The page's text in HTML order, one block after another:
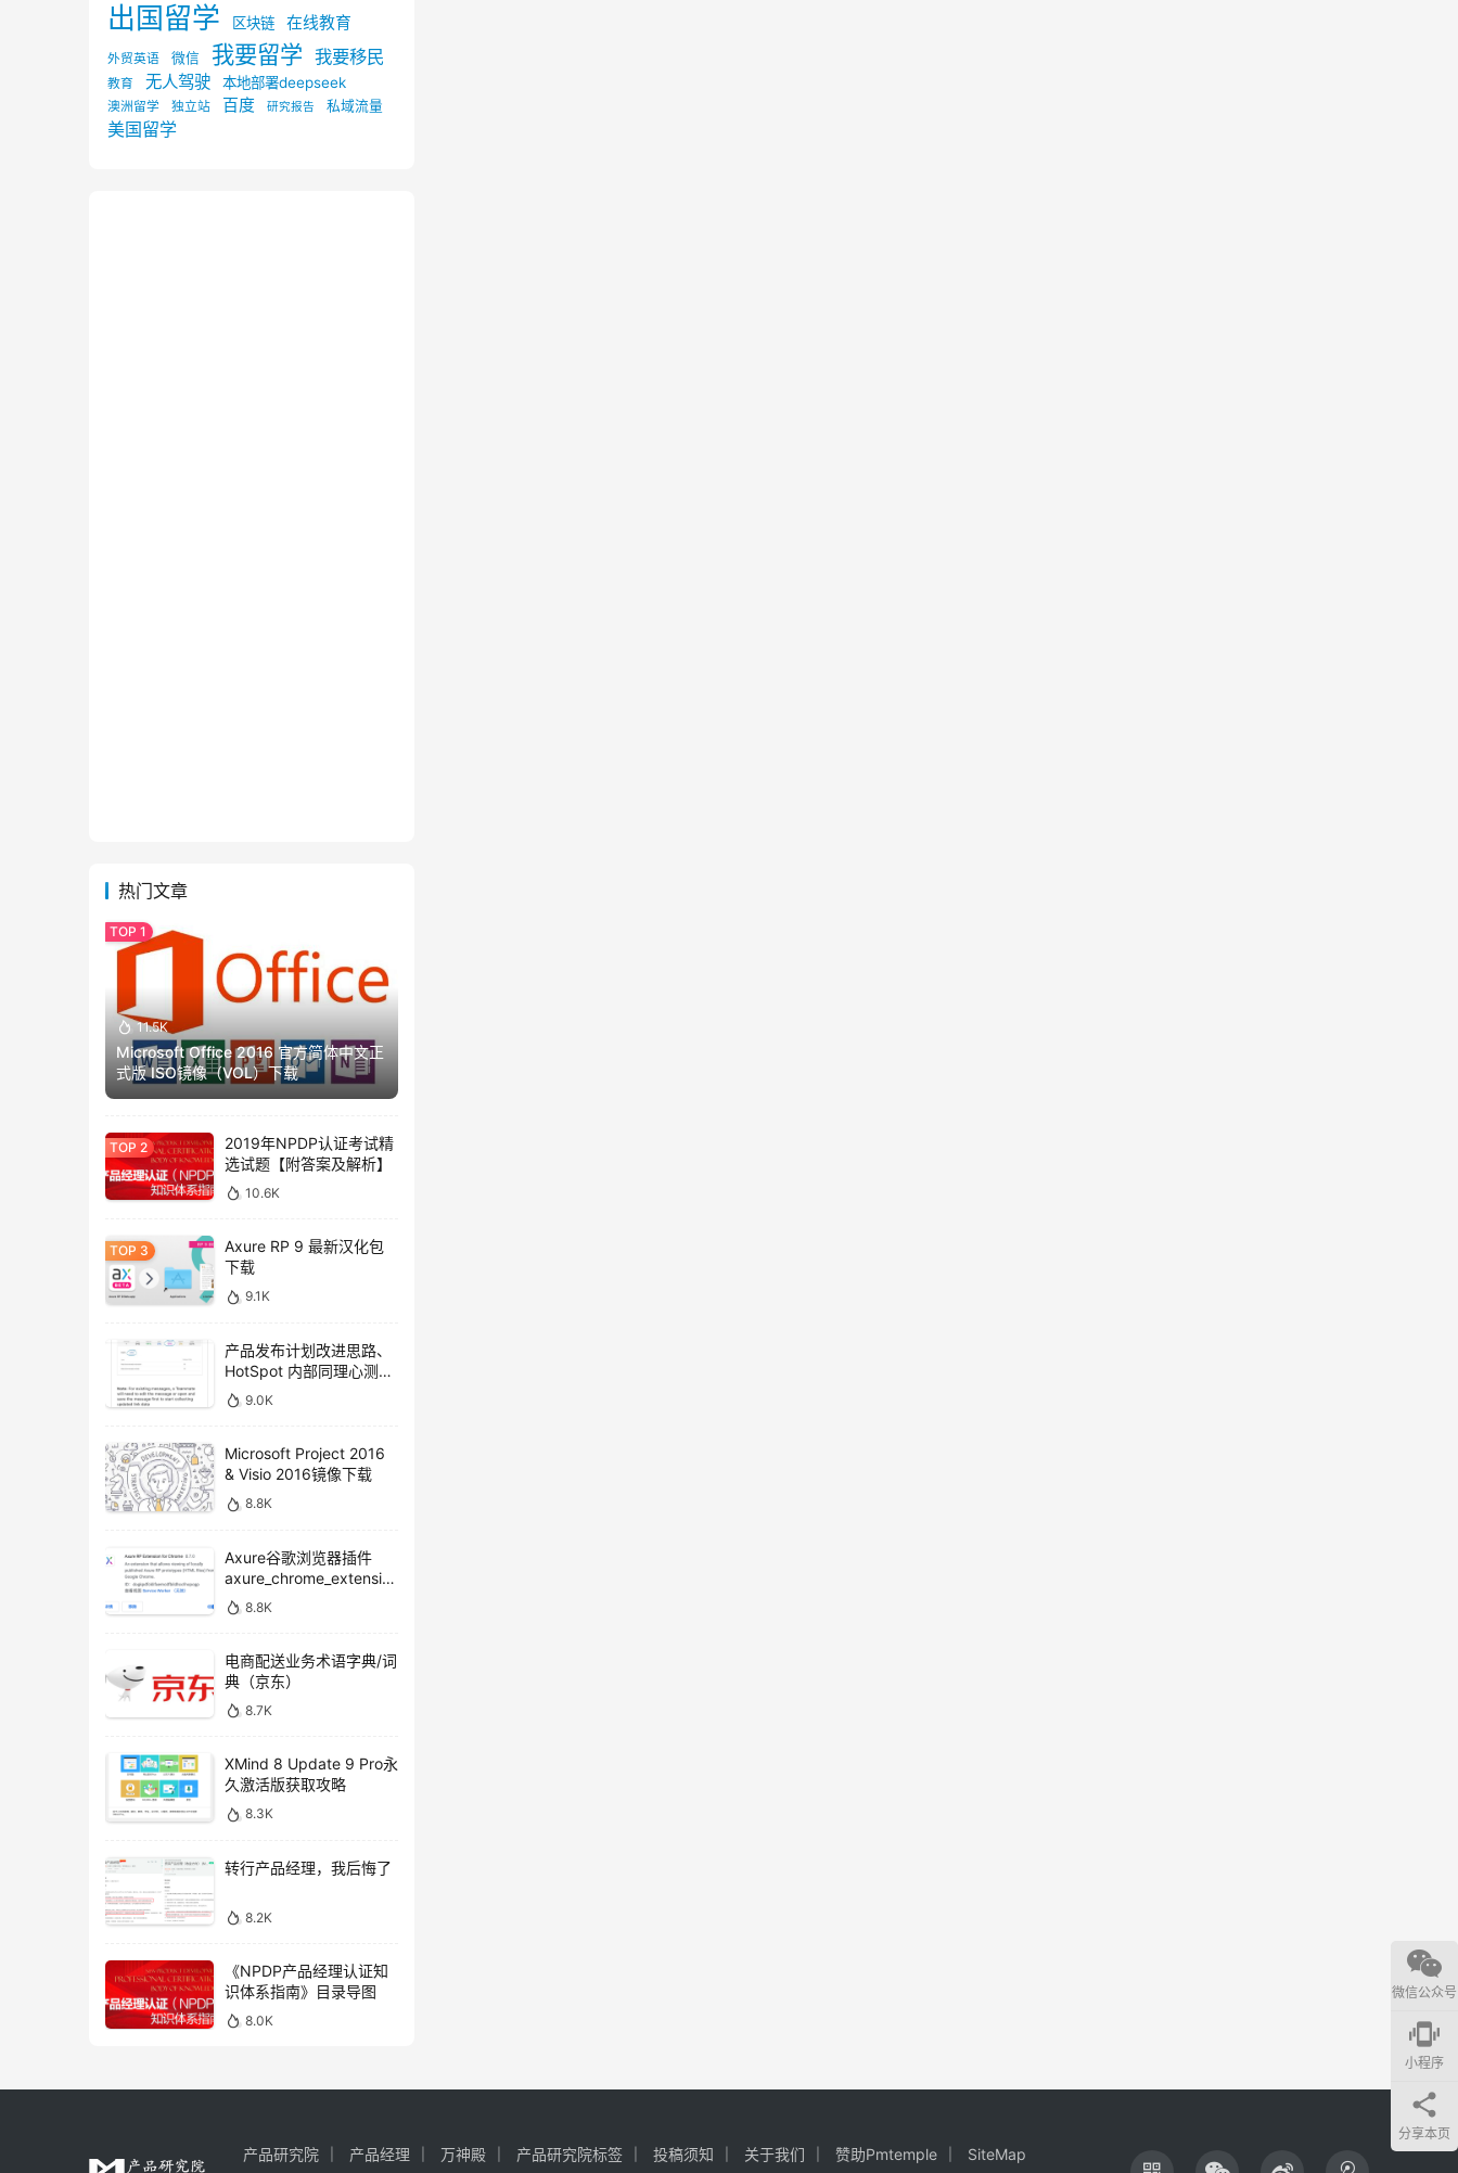
出国留学 区块链 在线教育
外贸英语 微信 我要留学 我要移民
教育 无人驾驶 本地部署deepseek
澳洲留学 独立站 百度 研究报告 私域流量
美国留学
热门文章
11.5K
Microsoft Office 2016 官方简体中文正
式版 ISO镜像（VOL）下载
2019年NPDP认证考试精
选试题【附答案及解析】
10.6K
Axure RP 9 最新汉化包
下载
9.1K
产品发布计划改进思路、
HotSpot 内部同理心测试
方法9.0K
Microsoft Project 2016
& Visio 2016镜像下载
8.8K
Axure谷歌浏览器插件
axure_chrome_extensio
n下载
8.8K
电商配送业务术语字典/词
典（京东）
8.7K
XMind 8 Update 9 Pro永
久激活版获取攻略
8.3K
转行产品经理，我后悔了
8.2K
《NPDP产品经理认证知
识体系指南》目录导图
8.0K
产品研究院 产品经理 万神殿 产品研究院标签 投稿须知 关于我们 赞助Pmtemple SiteMap
微信公众号
edgesensor_high
小程序
分享本页